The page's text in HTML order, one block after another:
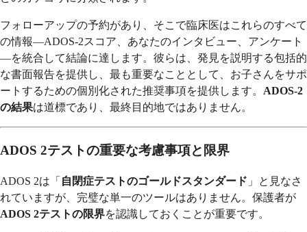
フォローアップの予約があり、そこで臨床医はこれらのすべて
の情報—ADOS-2スコア、あなたのインタビュー、アンケート
—を統合して結論に達します。彼らは、発見を説明する包括的
な書面報告を提供し、最も重要なこととして、お子さんをサポ
ートするための個別化された推奨事項を提供します。 ADOS-2
の結果は道標であり、最終目的地ではありません。
ADOS 2テストの重要な考慮事項と限界
ADOS 2は「 自閉症テストのゴールドスタンダード 」と見なさ
れていますが、完璧な単一のツールはありません。保護者が
ADOS 2テストの限界を認識しておくことが重要です。